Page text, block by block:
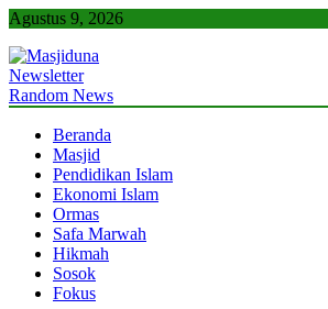
Skip
content
Agustus 9, 2026
Masjiduna
Referensi Berita Islam Indonesia
Newsletter
Random News
Beranda
Masjid
Pendidikan Islam
Ekonomi Islam
Ormas
Safa Marwah
Hikmah
Sosok
Fokus